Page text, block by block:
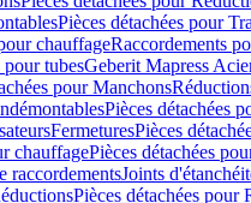
Pièces détachées pour
chauffageRaccordements
tubesGeberit Mapress
pour Manchons
Pièces détachées
FermeturesPièces
chauffagePièces détachées
raccordementsJoints
Pièces détachées pour